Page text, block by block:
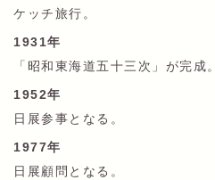
ケッチ旅行。
1931年
「昭和東海道五十三次」が完成。
1952年
日展参事となる。
1977年
日展顧問となる。